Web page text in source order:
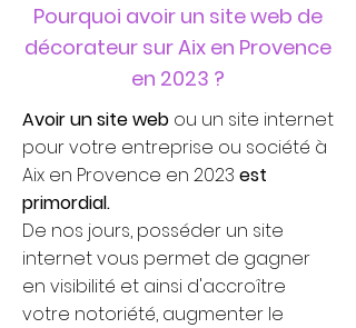
Pourquoi avoir un site web de
décorateur sur Aix en Provence
en 2023 ?
Avoir un site web ou un site internet
pour votre entreprise ou société à
Aix en Provence en 2023 est
primordial.
De nos jours, posséder un site
internet vous permet de gagner
en visibilité et ainsi d'accroître
votre notoriété, augmenter le